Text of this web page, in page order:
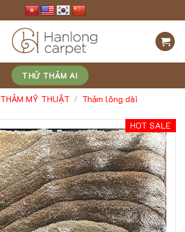
THỬ THẢM AI
THẢM MỸ THUẬT / Thảm lông dài
HOT SALE